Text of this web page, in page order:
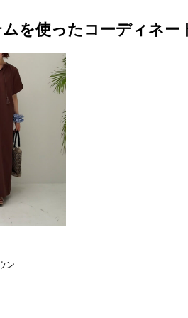
を使ったコーディネー
ン